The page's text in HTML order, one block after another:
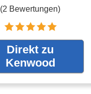
(2 Bewertungen)
Direkt zu
Kenwood